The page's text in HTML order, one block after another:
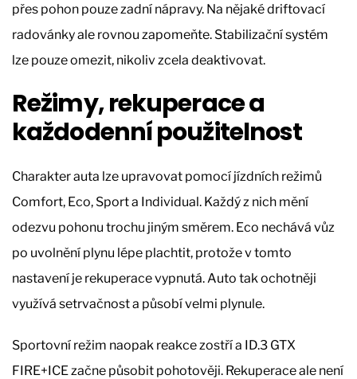
přes pohon pouze zadní nápravy. Na nějaké driftovací
radovánky ale rovnou zapomeňte. Stabilizační systém
lze pouze omezit, nikoliv zcela deaktivovat.
Režimy, rekuperace a
každodenní použitelnost
Charakter auta lze upravovat pomocí jízdních režimů
Comfort, Eco, Sport a Individual. Každý z nich mění
odezvu pohonu trochu jiným směrem. Eco nechává vůz
po uvolnění plynu lépe plachtit, protože v tomto
nastavení je rekuperace vypnutá. Auto tak ochotněji
využívá setrvačnost a působí velmi plynule.
Sportovní režim naopak reakce zostří a ID.3 GTX
FIRE+ICE začne působit pohotověji. Rekuperace ale není